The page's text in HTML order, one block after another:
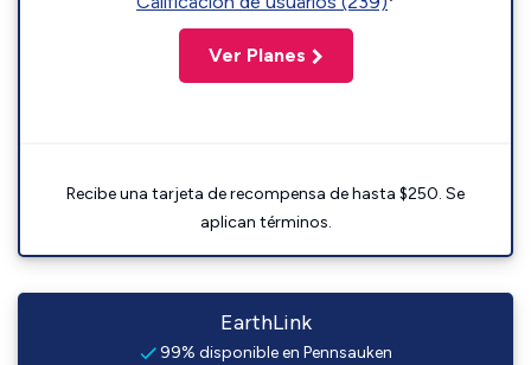
Ver Planes
Recibe una tarjeta de recompensa de hasta $250. Se
aplican términos.
EarthLink
99% disponible en Pennsauken